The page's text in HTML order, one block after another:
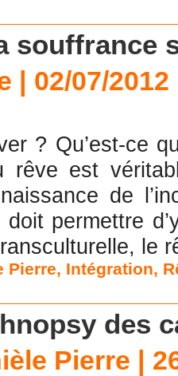
souffrance
| 02/07/2012
? Qu’est-ce
rêve est
de
doit permettre
le
Pierre, Intégration,
des
Pierre |